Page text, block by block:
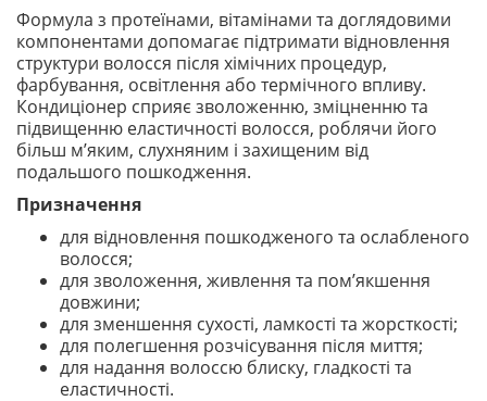
Формула з протеїнами, вітамінами та доглядовими
компонентами допомагає підтримати відновлення
структури волосся після хімічних процедур,
фарбування, освітлення або термічного впливу.
Кондиціонер сприяє зволоженню, зміцненню та
підвищенню еластичності волосся, роблячи його
більш м’яким, слухняним і захищеним від
подальшого пошкодження.
Призначення
для відновлення пошкодженого та ослабленого
волосся;
для зволоження, живлення та пом’якшення
довжини;
для зменшення сухості, ламкості та жорсткості;
для полегшення розчісування після миття;
для надання волоссю блиску, гладкості та
еластичності.